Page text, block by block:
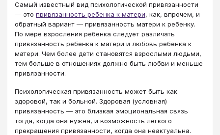
Самый известный вид психологической привязанности
— это привязанность ребенка к матери, как, впрочем, и
обратный вариант — привязанность матери к ребенку.
По мере взросления ребенка следует различать
привязанность ребенка к матери и любовь ребенка к
матери. Чем более дети становятся взрослыми людьми,
тем больше в отношениях должно быть любви и меньше
привязанности.
Психологическая привязанность может быть как
здоровой, так и больной. Здоровая (условная)
привязанность — это близкая эмоциональная связь
тогда, когда она нужна, и возможность легкого
прекращения привязанности, когда она неактуальна.